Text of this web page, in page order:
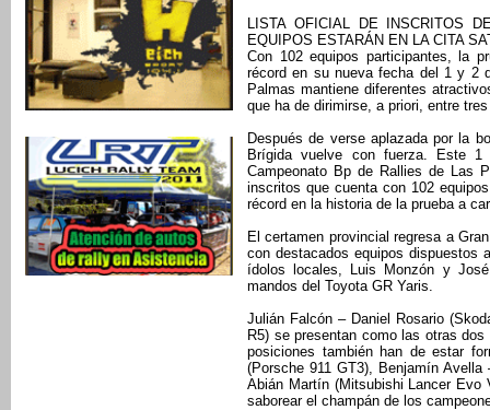
LISTA OFICIAL DE INSCRITOS
EQUIPOS ESTARÁN EN LA CITA
Con 102 equipos participantes, la
récord en su nueva fecha del 1 y 2
Palmas mantiene diferentes
que ha de dirimirse, a priori, entre
Después de verse aplazada por la
Brígida vuelve con fuerza. Este
Campeonato Bp de Rallies de Las
inscritos que cuenta con 102
récord en la historia de la prueba a
El certamen provincial regresa a
con destacados equipos dispuestos
ídolos locales, Luis Monzón y
mandos del Toyota GR Yaris.
Julián Falcón – Daniel Rosario
R5) se presentan como las otras
posiciones también han de estar
(Porsche 911 GT3), Benjamín
Abián Martín (Mitsubishi Lancer
saborear el champán de los